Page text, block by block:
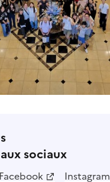
sociaux
Facebook Instagram